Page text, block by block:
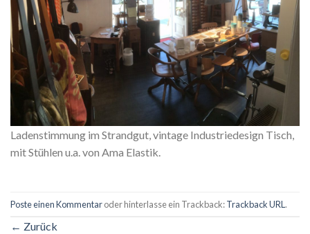
Ladenstimmung im Strandgut, vintage Industriedesign Tisch,
mit Stühlen u.a. von Ama Elastik.
Poste einen Kommentaroder hinterlasse ein Trackback:Trackback URL .
← Zurück